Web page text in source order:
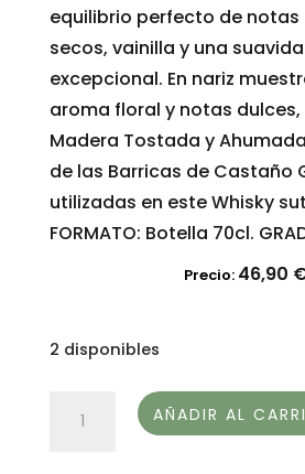
equilibrio perfecto de notas
secos, vainilla y una
excepcional. En nariz
aroma floral y notas
Madera Tostada y
de las Barricas de Castaño
utilizadas en este Whisky
FORMATO: Botella 70cl.
Precio: 46,90
2 disponibles
AÑADIR AL